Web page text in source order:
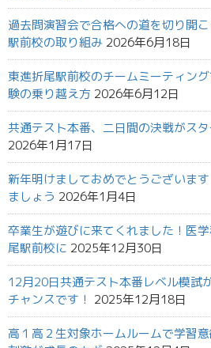
過去問演習会で合格への道を切り開
駅前校の取り組み 2026年6月18日
東進折尾駅前校のチームミーティン
験の乗り越え方 2026年6月12日
共通テスト本番、二日間の決戦がス
2026年1月17日
新年明けましておめでとうございま
ましょう 2026年1月4日
卒業生が遊びに来てくれました！医
尾駅前校に 2025年12月30日
12月20日共通テスト本番レベル模試
チャンスです！ 2025年12月18日
高１高２生対象ホームルームで学習